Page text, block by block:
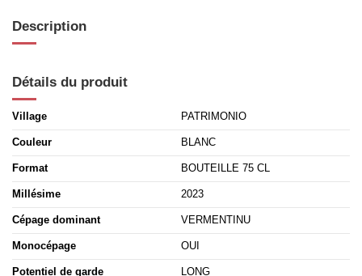
Description
Détails du produit
Village PATRIMONIO
Couleur BLANC
Format BOUTEILLE 75 CL
Millésime 2023
Cépage dominant VERMENTINU
Monocépage OUI
Potentiel de garde LONG